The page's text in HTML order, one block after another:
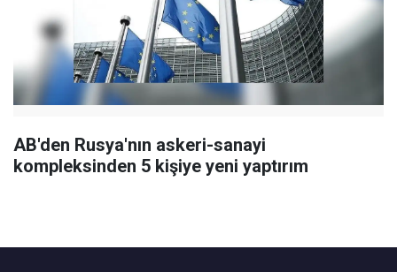
AB'den Rusya'nın askeri-sanayi
kompleksinden 5 kişiye yeni yaptırım